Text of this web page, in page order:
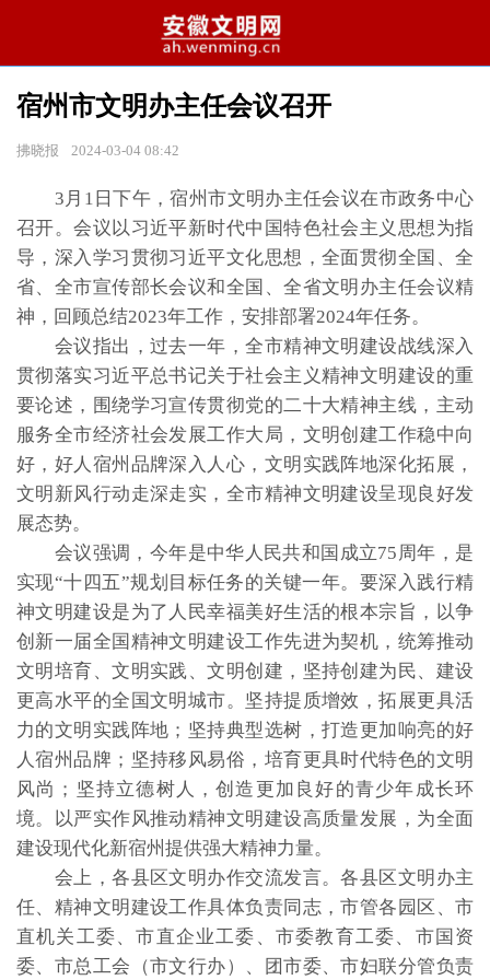
宿州市文明办主任会议召开
拂晓报 2024-03-04 08:42
3月1日下午，宿州市文明办主任会议在市政务中心
召开。会议以习近平新时代中国特色社会主义思想为指
导，深入学习贯彻习近平文化思想，全面贯彻全国、全
省、全市宣传部长会议和全国、全省文明办主任会议精
神，回顾总结2023年工作，安排部署2024年任务。
会议指出，过去一年，全市精神文明建设战线深入
贯彻落实习近平总书记关于社会主义精神文明建设的重
要论述，围绕学习宣传贯彻党的二十大精神主线，主动
服务全市经济社会发展工作大局，文明创建工作稳中向
好，好人宿州品牌深入人心，文明实践阵地深化拓展，
文明新风行动走深走实，全市精神文明建设呈现良好发
展态势。
会议强调，今年是中华人民共和国成立75周年，是
实现“十四五”规划目标任务的关键一年。要深入践行精
神文明建设是为了人民幸福美好生活的根本宗旨，以争
创新一届全国精神文明建设工作先进为契机，统筹推动
文明培育、文明实践、文明创建，坚持创建为民、建设
更高水平的全国文明城市。坚持提质增效，拓展更具活
力的文明实践阵地；坚持典型选树，打造更加响亮的好
人宿州品牌；坚持移风易俗，培育更具时代特色的文明
风尚；坚持立德树人，创造更加良好的青少年成长环
境。以严实作风推动精神文明建设高质量发展，为全面
建设现代化新宿州提供强大精神力量。
会上，各县区文明办作交流发言。各县区文明办主
任、精神文明建设工作具体负责同志，市管各园区、市
直机关工委、市直企业工委、市委教育工委、市国资
委、市总工会（市文行办）、团市委、市妇联分管负责